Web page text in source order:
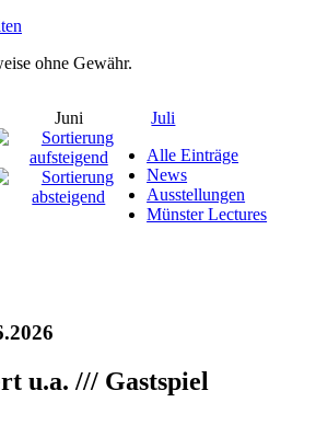
ohne Gewähr.
Juni
Juli
Alle Einträge
News
Ausstellungen
Münster Lectures
u.a. /// Gastspiel